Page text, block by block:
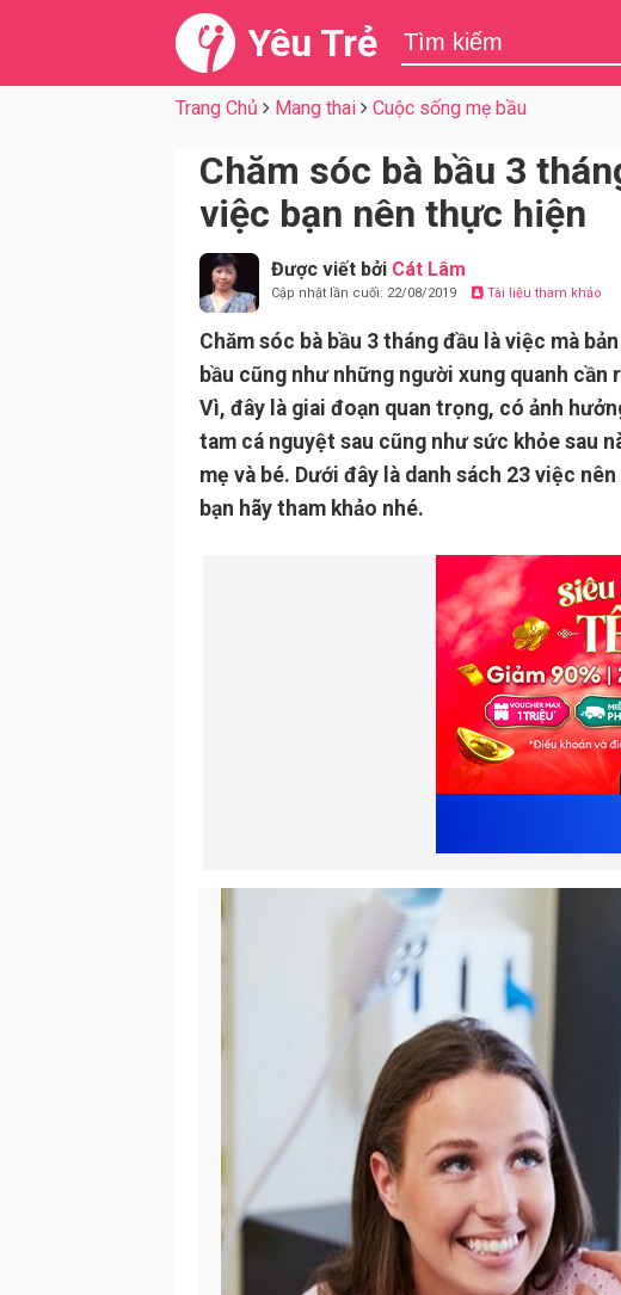
Yêu Trẻ
Trang Chủ Mang thai Cuộc sống mẹ bầu
Chăm sóc bà bầu 3
việc bạn nên thực hiện
Được viết bởi Cát Lâm
Cập nhật lần cuối: 22/08/2019 Tài liệu tham khảo
Chăm sóc bà bầu 3 tháng đầu là việc mà
bầu cũng như những người xung quanh cần
Vì, đây là giai đoạn quan trọng, có ảnh
tam cá nguyệt sau cũng như sức khỏe sau
mẹ và bé. Dưới đây là danh sách 23 việc
bạn hãy tham khảo nhé.